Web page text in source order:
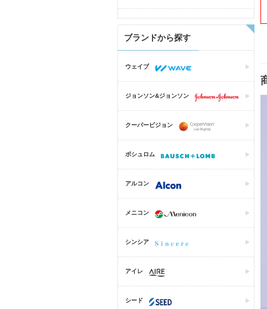
ブランドから探す
ウェイブ
ジョンソン&ジョンソン
クーパービジョン
ボシュロム
アルコン
メニコン
シンシア
アイレ
シード